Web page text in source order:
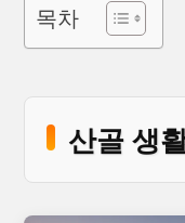
목차
산골 생